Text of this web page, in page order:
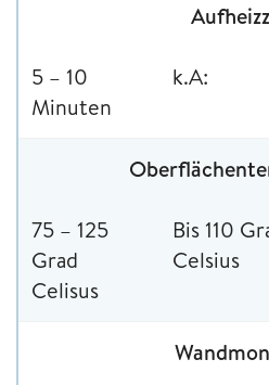
5 – 10
Minuten
k.A:
75 – 125
Grad
Celisus
Bis 110
Celsius